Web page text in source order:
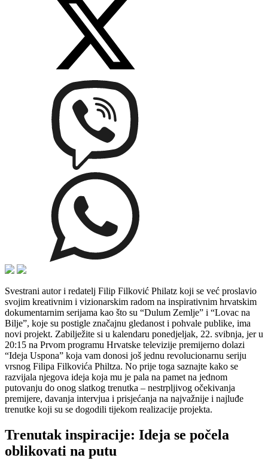
Svestrani autor i redatelj Filip Filković Philatz koji se već proslavio
svojim kreativnim i vizionarskim radom na inspirativnim hrvatskim
dokumentarnim serijama kao što su “Dulum Zemlje” i “Lovac na
Bilje”, koje su postigle značajnu gledanost i pohvale publike, ima
novi projekt. Zabilježite si u kalendaru ponedjeljak, 22. svibnja, jer u
20:15 na Prvom programu Hrvatske televizije premijerno dolazi
“Ideja Uspona” koja vam donosi još jednu revolucionarnu seriju
vrsnog Filipa Filkovića Philtza. No prije toga saznajte kako se
razvijala njegova ideja koja mu je pala na pamet na jednom
putovanju do onog slatkog trenutka – nestrpljivog očekivanja
premijere, davanja intervjua i prisjećanja na najvažnije i najluđe
trenutke koji su se dogodili tijekom realizacije projekta.
Trenutak inspiracije: Ideja se počela
oblikovati na putu